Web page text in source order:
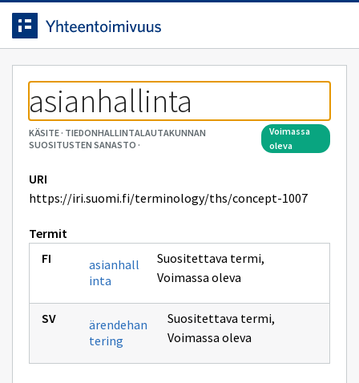
Siirrytty
sivulle
Siirry suoraan sisältöön.
asianhallinta
KÄSITE· TIEDONHALLINTALAUTAKUNNAN
SUOSITUSTEN SANASTO ·
voimassa
oleva
URI
https://iri.suomi.fi/terminology/ths/concept-1007
Termit
asianhall
inta
Suositettava termi,
Voimassa oleva
ärendehan
tering
Suositettava termi,
Voimassa oleva